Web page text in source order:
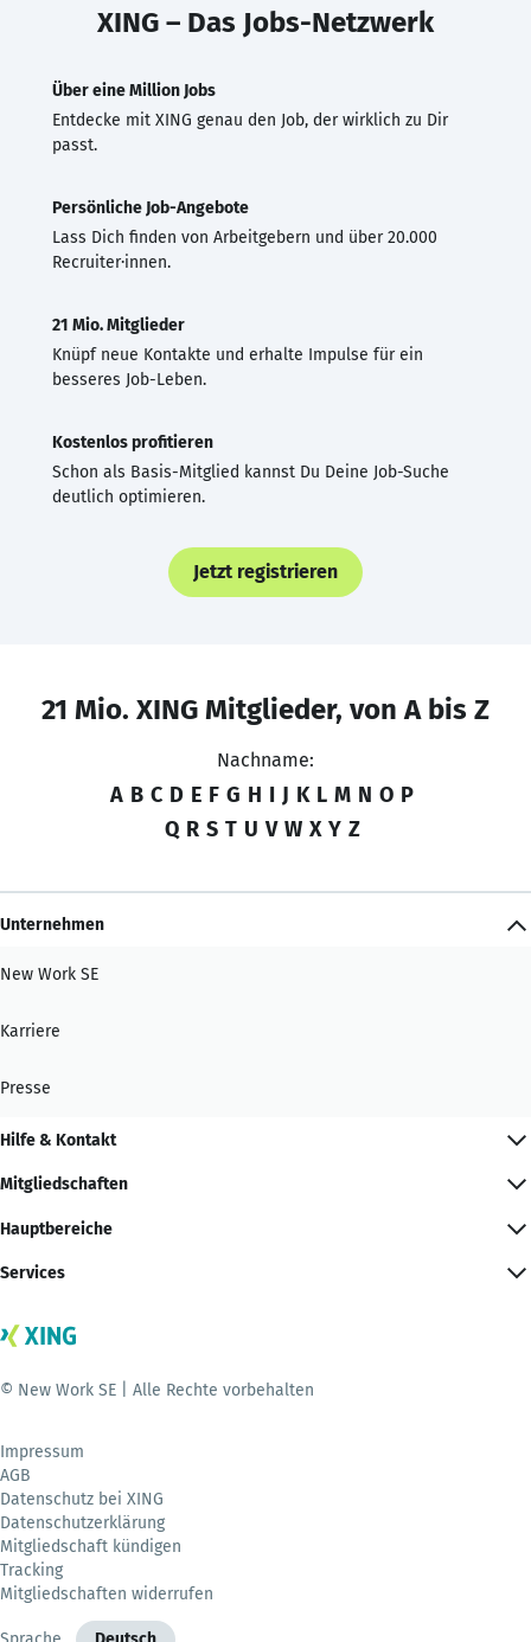
XING – Das Jobs-Netzwerk
Über eine Million Jobs
Entdecke mit XING genau den Job, der wirklich zu Dir
passt.
Persönliche Job-Angebote
Lass Dich finden von Arbeitgebern und über 20.000
Recruiter·innen.
21 Mio. Mitglieder
Knüpf neue Kontakte und erhalte Impulse für ein
besseres Job-Leben.
Kostenlos profitieren
Schon als Basis-Mitglied kannst Du Deine Job-Suche
deutlich optimieren.
Jetzt registrieren
21 Mio. XING Mitglieder, von A bis Z
Nachname:
A B C D E F G H I J K L M N O P
Q R S T U V W X Y Z
Unternehmen
New Work SE
Karriere
Presse
Hilfe & Kontakt
Mitgliedschaften
Hauptbereiche
Services
© New Work SE | Alle Rechte vorbehalten
Impressum
AGB
Datenschutz bei XING
Datenschutzerklärung
Mitgliedschaft kündigen
Tracking
Mitgliedschaften widerrufen